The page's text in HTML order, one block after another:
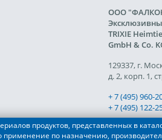
ООО
TRIXIE
GmbH & Co.
129337, г.
д. 2, корп. 1,
+ 7 (495) 960-
+ 7 (495) 122-
продуктов, представленных в
по назначению,